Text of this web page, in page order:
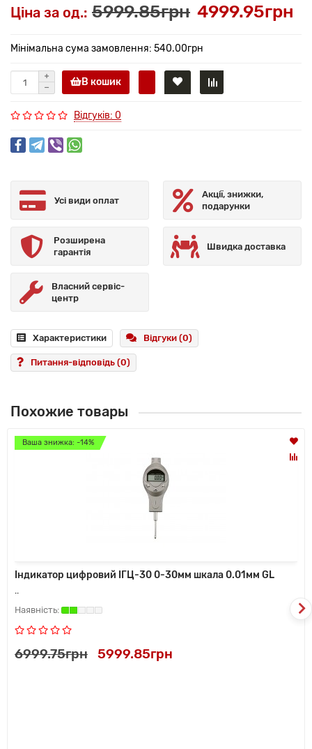
Ціна за од.: 5999.85грн 4999.95грн
Мінімальна сума замовлення: 540.00грн
В кошик
Відгуків: 0
Усі види оплат
Акції, знижки,
подарунки
Розширена
гарантія
Швидка доставка
Власний сервіс-
центр
Характеристики Відгуки (0)
Питання-відповідь (0)
Похожие товары
Ваша знижка: -14%
Індикатор цифровий ІГЦ-30 0-30мм шкала 0.01мм GL
..
6999.75грн 5999.85грн